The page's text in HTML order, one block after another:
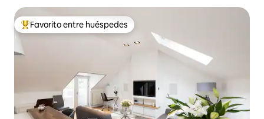
Favorito entre los huéspedes más destacados
Favorito entre huéspedes